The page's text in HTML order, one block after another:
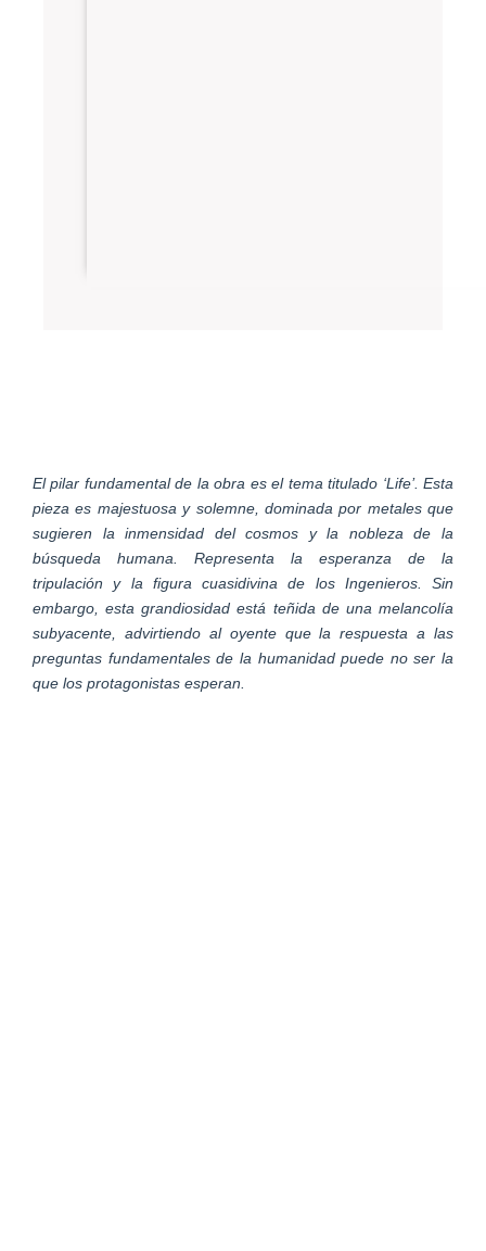
El pilar fundamental de la obra es el tema titulado ‘Life’. Esta
pieza es majestuosa y solemne, dominada por metales que
sugieren la inmensidad del cosmos y la nobleza de la
búsqueda humana. Representa la esperanza de la
tripulación y la figura cuasidivina de los Ingenieros. Sin
embargo, esta grandiosidad está teñida de una melancolía
subyacente, advirtiendo al oyente que la respuesta a las
preguntas fundamentales de la humanidad puede no ser la
que los protagonistas esperan.